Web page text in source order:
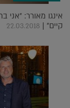
אינגו מאורר:
קיים" | 22.03.2018